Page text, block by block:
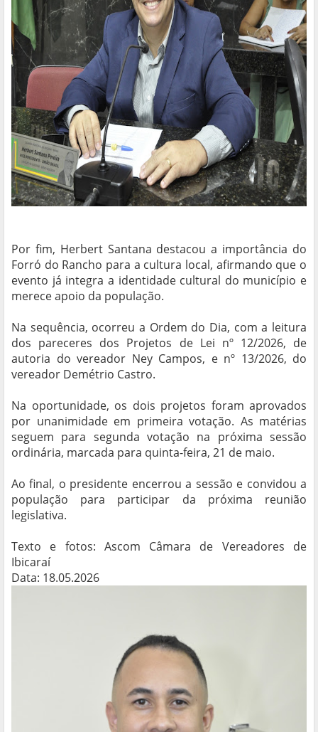
Por fim, Herbert Santana destacou a importância do
Forró do Rancho para a cultura local, afirmando que o
evento já integra a identidade cultural do município e
merece apoio da população.
Na sequência, ocorreu a Ordem do Dia, com a leitura
dos pareceres dos Projetos de Lei nº 12/2026, de
autoria do vereador Ney Campos, e nº 13/2026, do
vereador Demétrio Castro.
Na oportunidade, os dois projetos foram aprovados
por unanimidade em primeira votação. As matérias
seguem para segunda votação na próxima sessão
ordinária, marcada para quinta-feira, 21 de maio.
Ao final, o presidente encerrou a sessão e convidou a
população para participar da próxima reunião
legislativa.
Texto e fotos: Ascom Câmara de Vereadores de
Ibicaraí
Data: 18.05.2026